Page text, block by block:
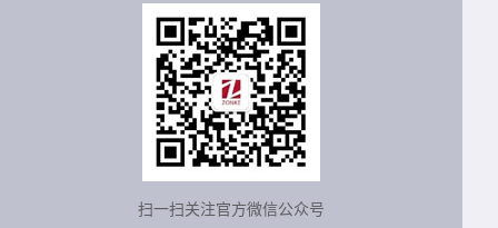
扫一扫关注官方微信公众号